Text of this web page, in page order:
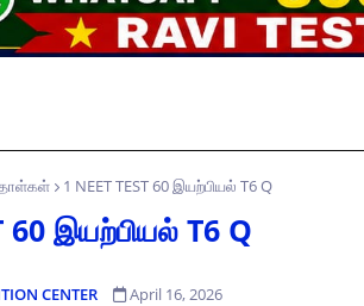
1 NEET TEST 60 இயற்பியல் T6 Q
60 இயற்பியல் T6 Q
CENTER April 16, 2026